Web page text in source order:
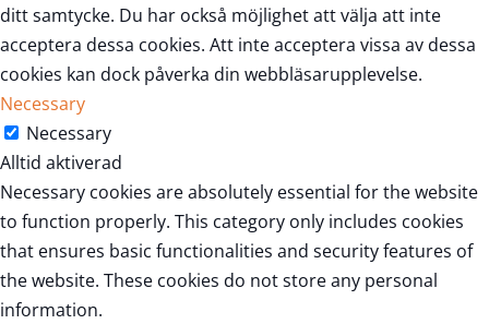
ditt samtycke. Du har också möjlighet att välja att inte
acceptera dessa cookies. Att inte acceptera vissa av dessa
cookies kan dock påverka din webbläsarupplevelse.
Necessary
Necessary
Alltid aktiverad
Necessary cookies are absolutely essential for the website
to function properly. This category only includes cookies
that ensures basic functionalities and security features of
the website. These cookies do not store any personal
information.